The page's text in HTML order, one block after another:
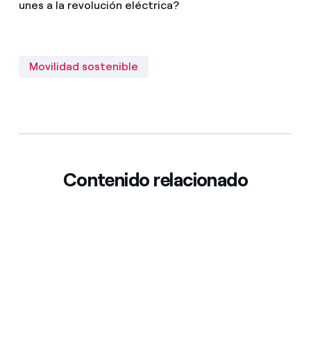
unes a la revolución eléctrica?
Movilidad sostenible
Contenido relacionado